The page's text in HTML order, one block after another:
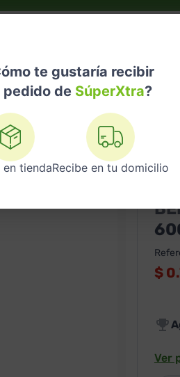
te gustaría recibir
pedido de SúperXtra?
en tiendaRecibe en tu domicilio
Telemedicina Licores
Powerade Uva 600 ML
$
Ver